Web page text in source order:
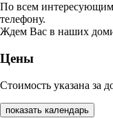
По всем
телефону.
Ждем Вас в наших
Цены
Стоимость указана за
показать календарь